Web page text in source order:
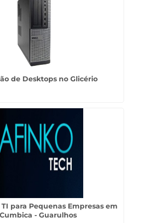
de Desktops no Glicério
para Pequenas Empresas em
Cumbica - Guarulhos